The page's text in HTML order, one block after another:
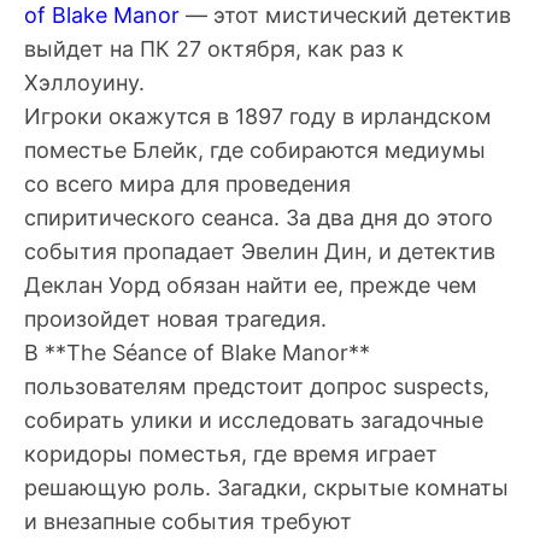
of Blake Manor — этот мистический детектив
выйдет на ПК 27 октября, как раз к
Хэллоуину.
Игроки окажутся в 1897 году в ирландском
поместье Блейк, где собираются медиумы
со всего мира для проведения
спиритического сеанса. За два дня до этого
события пропадает Эвелин Дин, и детектив
Деклан Уорд обязан найти ее, прежде чем
произойдет новая трагедия.
В **The Séance of Blake Manor**
пользователям предстоит допрос suspects,
собирать улики и исследовать загадочные
коридоры поместья, где время играет
решающую роль. Загадки, скрытые комнаты
и внезапные события требуют